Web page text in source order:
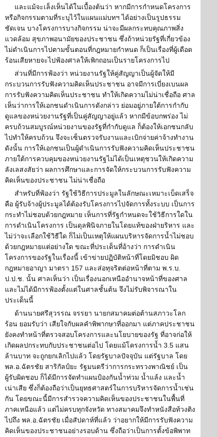
และแม้จะเล็งเห็นได้ในเบื้องต้นว่า หากมีการกำหนดโครงการ
หรือกิจกรรมตามที่ระบุไว้ในแผนแม่บทฯ ได้อย่างเป็นรูปธรรม
ชัดเจน บางโครงการบางกิจกรรม น่าจะมีผลกระทบคุณภาพสิ่ง
แวดล้อม สุขภาพอนามัยของประชาชน ซึ่งถ้าหน่วยรัฐที่เกี่ยวข้อง
ไม่ดำเนินการไปตามขั้นตอนที่กฎหมายกำหนด ก็เป็นเรื่องที่ผู้เดือด
ร้อนเสียหายจะไปฟ้องศาลให้เพิกถอนเป็นรายโครงการไป
ส่วนที่มีการฟ้องว่า หน่วยงานรัฐให้คู่สัญญาเป็นผู้จัดให้มี
กระบวนการรับฟังความคิดเห็นประชาชน อาจมีการเบี่ยงเบนผล
การรับฟังความคิดเห็นประชาชน ทำให้เกิดความไม่น่าเชื่อถือ ศาล
เห็นว่าการให้เอกชนดำเนินการดังกล่าว ย่อมอยู่ภายใต้การกำกับ
ดูแลของหน่วยงานรัฐที่เป็นคู่สัญญาอยู่แล้ว หากมีข้อบกพร่อง ไม่
ครบถ้วนสมบูรณ์หน่วยงานของรัฐที่กำกับดูแล ก็ต้องให้เอกชนกลับ
ไปทำให้ครบถ้วน จึงจะเซ็นตรวจรับงานและเบิกจ่ายค่าจ้างทำงาน
ดังนั้น การให้เอกชนเป็นผู้ดำเนินการรับฟังความคิดเห็นประชาชน
ภายใต้การควบคุมของหน่วยงานรัฐไม่ได้เป็นเหตุชวนให้เกิดความ
ลังเลสงสัยว่า ผลการศึกษาและการจัดให้กระบวนการรับฟังความ
คิดเห็นของประชาชน ไม่น่าเชื่อถือ
สำหรับที่ฟ้องว่า รัฐใช้วิธีการประมูลในลักษณะเหมาะเบ็ดเสร็จ
คือ ผู้รับจ้างผู้ประมูลได้ต้องรับโครงการไปจัดการทั้งระบบ เป็นการ
กระทำไม่ชอบด้วยกฎหมาย เห็นการที่รัฐกำหนดจะใช้วิธีการใดใน
การดำเนินโครงการ เป็นดุลพินิจภายในโดยแท้ของฝ่ายริหาร และ
ไม่ว่าจะเลือกใช้วิธีใด ก็ไม่เป็นเหตุให้แผนบริหารจัดการน้ำไม่ชอบ
ด้วยกฎหมายแต่อย่างใด ขณะที่ประเด็นที่อ้างว่า การดำเนิน
โครงการของรัฐในเรื่องนี้ เข้าข่ายปฏิบัติหน้าที่โดยมิชอบ ผิด
กฎหมายอาญา มาตรา 157 และส่อทุจริตต่อหน้าที่ตาม พ.ร.บ.
ป.ป.ช. นั้น ศาลเห็นว่า เป็นเรื่องนอกเหนืออำนาจหน้าที่ของศาล
และไม่ได้มีการฟ้องตั้งแต่ในศาลชั้นต้น จึงไม่รับพิจารณาใน
ประเด็นนี้
ด้านนายศรีสุวรรณ จรรยา นายกสมาคมต่อต้านสภาวะโลก
ร้อน ยอมรับว่า เสียใจกับผลคำพิพากษาที่ออกมา แต่ภาคประชาชน
ยังคงทำหน้าที่ตรวจสอบโครงการและนโยบายของรัฐ ที่อาจก่อให้
เกิดผลปกระทบกับประชาชนต่อไป โดยแม้โครงการน้ำ 3.5 แสน
ล้านบาท จะถูกยกเลิกไปแล้ว โดยรัฐบาลปัจจุบัน แต่รัฐบาล โดย
พล.อ.ฉัตรชัย สาริกัลป์ยะ รัฐมนตรีว่าการกระทรวงพาณิชย์ เป็น
ผู้รับผิดชอบ ก็ได้มีการจัดทำแผนป้องกันน้ำท่วม น้ำแล้ง และน้ำ
เน่าเสีย ซึ่งก็ต้องถือว่าเป็นยุทธศาสตร์ในการบริหารจัดการน้ำเช่น
กัน โดยขณะนี้มีการสำรวจความคิดเห็นของประชาชนในพื้นที่
ภาคเหนือแล้ว แต่ไม่ครบทุกจังหวัด ทางสมาคมจึงทำหนังสือท้วงติง
ไปถึง พล.อ.ฉัตรชัย เมื่อสัปดาห์ที่แล้ว ว่าอยากให้มีการรับฟังความ
คิดเห็นของประชาชนอย่างรอบด้าน ซึ่งถือว่าเป็นการตั้งข้อพิพาท